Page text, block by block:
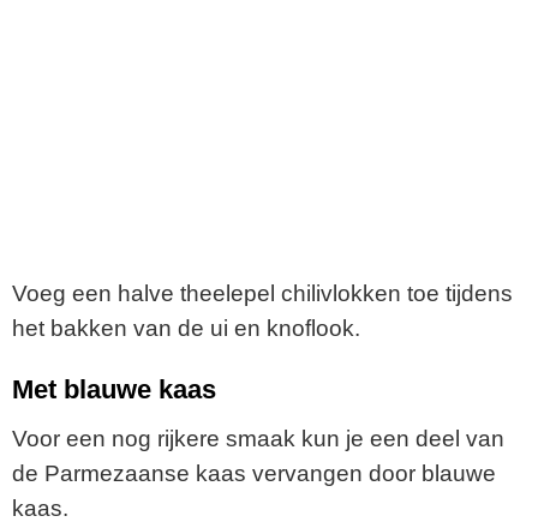
Voeg een halve theelepel chilivlokken toe tijdens
het bakken van de ui en knoflook.
Met blauwe kaas
Voor een nog rijkere smaak kun je een deel van
de Parmezaanse kaas vervangen door blauwe
kaas.